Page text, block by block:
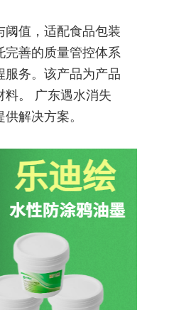
阈值，适配食品包装
完善的质量管控体系
服务。该产品为产品
料。 广东遇水消失
解决方案。